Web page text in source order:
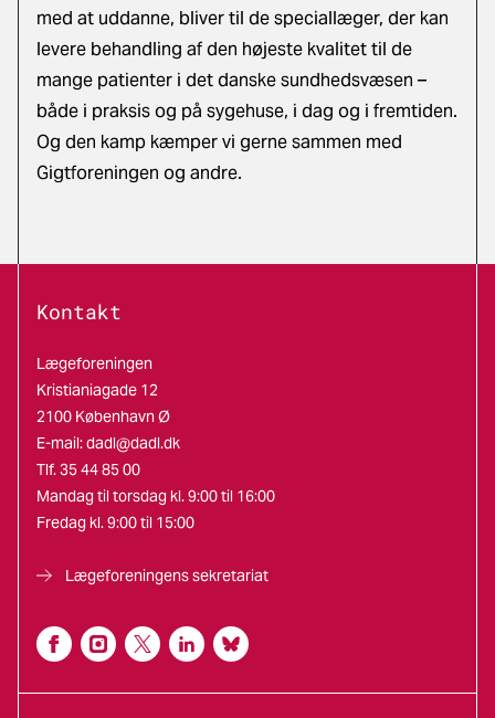
med at uddanne, bliver til de speciallæger, der kan
levere behandling af den højeste kvalitet til de
mange patienter i det danske sundhedsvæsen –
både i praksis og på sygehuse, i dag og i fremtiden.
Og den kamp kæmper vi gerne sammen med
Gigtforeningen og andre.
Kontakt
Lægeforeningen
Kristianiagade 12
2100 København Ø
E-mail:dadl@dadl.dk
Tlf. 35 44 85 00
Mandag til torsdag kl. 9:00 til 16:00
Fredag kl. 9:00 til 15:00
Lægeforeningens sekretariat